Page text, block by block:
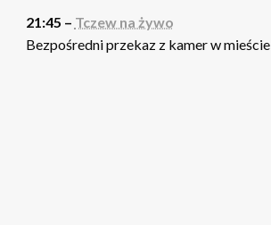
21:45 – Tczew na żywo
Bezpośredni przekaz z kamer w mieście